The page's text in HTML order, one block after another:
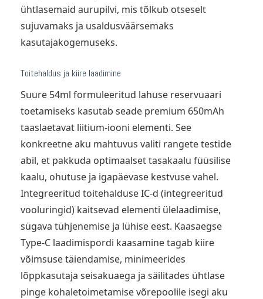
ühtlasemaid aurupilvi, mis tõlkub otseselt
sujuvamaks ja usaldusväärsemaks
kasutajakogemuseks.
Toitehaldus ja kiire laadimine
Suure 54ml formuleeritud lahuse reservuaari
toetamiseks kasutab seade premium 650mAh
taaslaetavat liitium-iooni elementi. See
konkreetne aku mahtuvus valiti rangete testide
abil, et pakkuda optimaalset tasakaalu füüsilise
kaalu, ohutuse ja igapäevase kestvuse vahel.
Integreeritud toitehalduse IC-d (integreeritud
vooluringid) kaitsevad elementi ülelaadimise,
sügava tühjenemise ja lühise eest. Kaasaegse
Type-C laadimispordi kaasamine tagab kiire
võimsuse täiendamise, minimeerides
lõppkasutaja seisakuaega ja säilitades ühtlase
pinge kohaletoimetamise võrepoolile isegi aku